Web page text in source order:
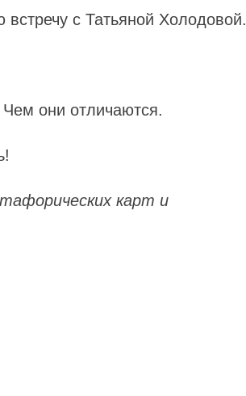
с Татьяной Холодовой.
они отличаются.
карт и